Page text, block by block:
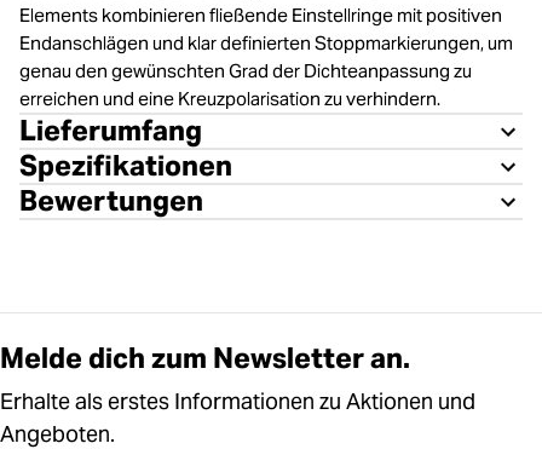
Elements kombinieren fließende Einstellringe mit positiven
Endanschlägen und klar definierten Stoppmarkierungen, um
genau den gewünschten Grad der Dichteanpassung zu
erreichen und eine Kreuzpolarisation zu verhindern.
Lieferumfang
Spezifikationen
Bewertungen
Melde dich zum Newsletter an.
Erhalte als erstes Informationen zu Aktionen und
Angeboten.